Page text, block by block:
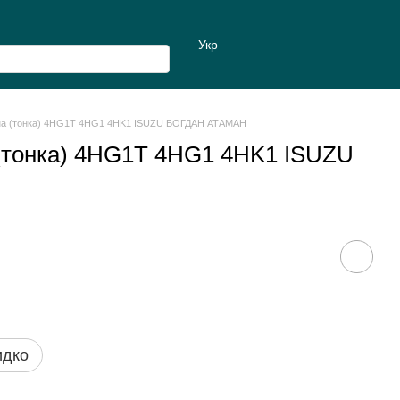
Укр
(тонка) 4HG1T 4HG1 4HK1 ISUZU БОГДАН АТАМАН
4HG1T 4HG1 4HK1 ISUZU